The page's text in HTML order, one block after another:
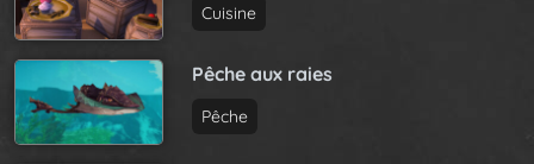
Cuisine
Pêche aux raies
Pêche